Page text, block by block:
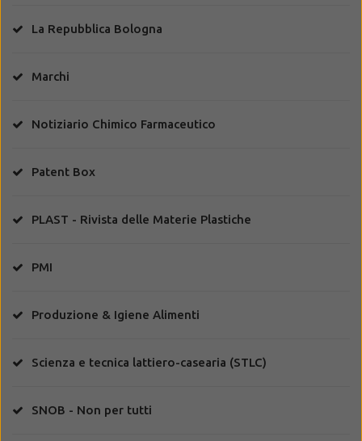
La Repubblica Bologna
Marchi
Notiziario Chimico Farmaceutico
Patent Box
PLAST - Rivista delle Materie Plastiche
PMI
Produzione & Igiene Alimenti
Scienza e tecnica lattiero-casearia (STLC)
SNOB - Non per tutti